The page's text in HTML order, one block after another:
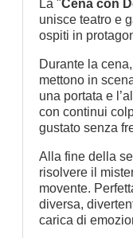
La "Cena con
unisce teatro e
ospiti in
Durante la
mettono in
una portata e
con continui
gustato senza
Alla fine della
risolvere il
movente.
diversa,
carica di